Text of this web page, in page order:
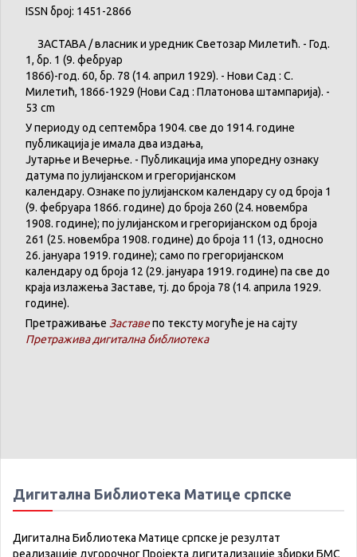
ISSN број: 1451-2866
ЗАСТАВА /власники уредникСветозар Милетић. - Год.
1, бр. 1 (9. фебруар
1866)-год. 60, бр. 78 (14. април 1929). - Нови Сад : С.
Милетић, 1866-1929 (Нови Сад : Платонова штампарија). -
53 cm
Упериодуод септембра 1904. све до 1914. године
публикација је имала два издања,
Јутарње и Вечерње. - Публикација има упореднуознаку
датума по јулијанском и грегоријанском
календару. Ознаке по јулијанском календару су од броја 1
(9. фебруара 1866. године) до броја 260 (24. новембра
1908. године); по јулијанском и грегоријанском од броја
261 (25. новембра 1908. године) до броја 11 (13, односно
26. јануара 1919. године); само по грегоријанском
календаруод броја 12 (29. јануара 1919. године) па све до
краја излажења Заставе, тј. до броја 78 (14. априла 1929.
године).
Претраживање Заставепо тексту могуће је на сајту
Претражива дигитална библиотека
Дигитална Библиотека Матице српске
Дигитална Библиотека Матице српске је резултат
реализације дугорочног Пројекта дигитализације збирки БМС